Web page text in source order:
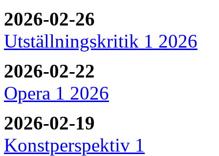
2026-02-26
Utställningskritik 1 2026
2026-02-22
Opera 1 2026
2026-02-19
Konstperspektiv 1